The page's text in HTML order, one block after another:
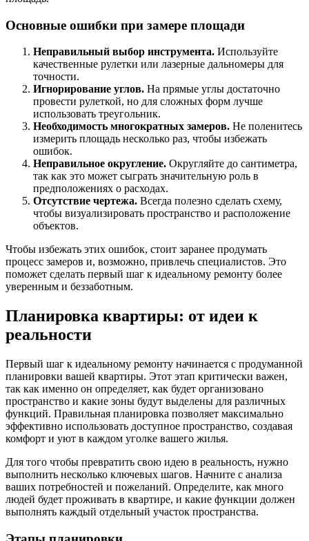
Основные ошибки при замере площади
Неправильный выбор инструмента. Используйте
качественные рулетки или лазерные дальномеры для
точности.
Игнорирование углов. На прямые углы достаточно
провести рулеткой, но для сложных форм лучше
использовать треугольник.
Необходимость многократных замеров. Не поленитесь
измерить площадь несколько раз, чтобы избежать
ошибок.
Неправильное округление. Округляйте до сантиметра,
так как это может сыграть значительную роль в
предположениях о расходах.
Отсутствие чертежа. Всегда полезно сделать схему,
чтобы визуализировать пространство и расположение
объектов.
Чтобы избежать этих ошибок, стоит заранее продумать
процесс замеров и, возможно, привлечь специалистов. Это
поможет сделать первый шаг к идеальному ремонту более
уверенным и беззаботным.
Планировка квартиры: от идеи к
реальности
Первый шаг к идеальному ремонту начинается с продуманной
планировки вашей квартиры. Этот этап критически важен,
так как именно он определяет, как будет организовано
пространство и какие зоны будут выделены для различных
функций. Правильная планировка позволяет максимально
эффективно использовать доступное пространство, создавая
комфорт и уют в каждом уголке вашего жилья.
Для того чтобы превратить свою идею в реальность, нужно
выполнить несколько ключевых шагов. Начните с анализа
ваших потребностей и пожеланий. Определите, как много
людей будет проживать в квартире, и какие функции должен
выполнять каждый отдельный участок пространства.